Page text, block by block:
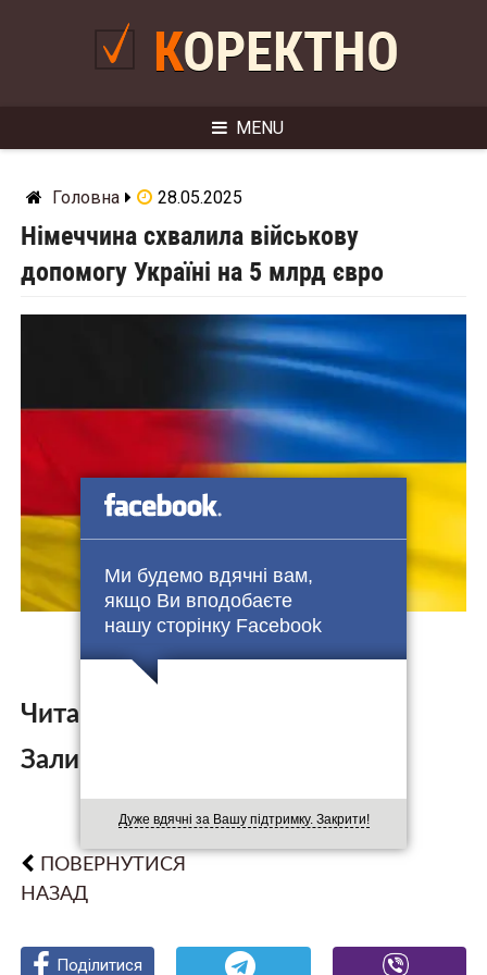
Ми будемо вдячні вам,
якщо Ви вподобаєте
нашу сторінку Facebook
Дуже вдячні за Вашу підтримку. Закрити!
КОРЕКТНО
MENU
Головна 28.05.2025
Німеччина схвалила військову
допомогу Україні на 5 млрд євро
Читайте також:
Залишити коментар:
ПОВЕРНУТИСЯ
НАЗАД
Поділитися